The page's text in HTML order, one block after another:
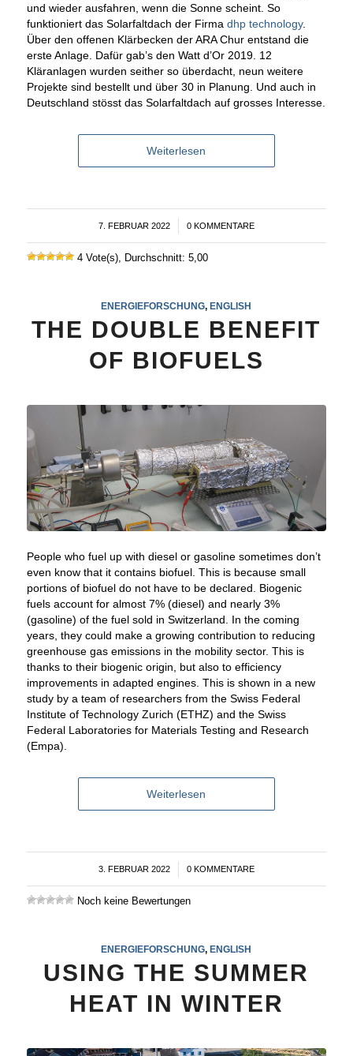
und wieder ausfahren, wenn die Sonne scheint. So
funktioniert das Solarfaltdach der Firma dhp technology.
Über den offenen Klärbecken der ARA Chur entstand die
erste Anlage. Dafür gab’s den Watt d’Or 2019. 12
Kläranlagen wurden seither so überdacht, neun weitere
Projekte sind bestellt und über 30 in Planung. Und auch in
Deutschland stösst das Solarfaltdach auf grosses Interesse.
Weiterlesen
7. FEBRUAR 2022
/ 0 KOMMENTARE
4 Vote(s), Durchschnitt: 5,00
ENERGIEFORSCHUNG, ENGLISH
THE DOUBLE BENEFIT
OF BIOFUELS
People who fuel up with diesel or gasoline sometimes don’t
even know that it contains biofuel. This is because small
portions of biofuel do not have to be declared. Biogenic
fuels account for almost 7% (diesel) and nearly 3%
(gasoline) of the fuel sold in Switzerland. In the coming
years, they could make a growing contribution to reducing
greenhouse gas emissions in the mobility sector. This is
thanks to their biogenic origin, but also to efficiency
improvements in adapted engines. This is shown in a new
study by a team of researchers from the Swiss Federal
Institute of Technology Zurich (ETHZ) and the Swiss
Federal Laboratories for Materials Testing and Research
(Empa).
Weiterlesen
3. FEBRUAR 2022
/ 0 KOMMENTARE
Noch keine Bewertungen
ENERGIEFORSCHUNG, ENGLISH
USING THE SUMMER
HEAT IN WINTER